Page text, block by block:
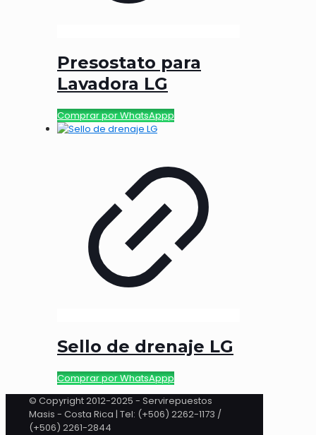
Presostato para
Lavadora LG
Comprar por WhatsAppp
Sello de drenaje LG
Comprar por WhatsAppp
© Copyright 2012-2025 - Servirepuestos
Masis - Costa Rica | Tel: (+506) 2262-1173 /
(+506) 2261-2844